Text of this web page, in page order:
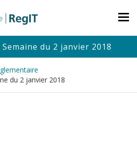
du 2 janvier 2018
du 2 janvier 2018